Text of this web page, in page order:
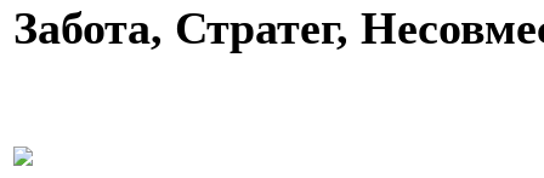
Забота, Стратег,